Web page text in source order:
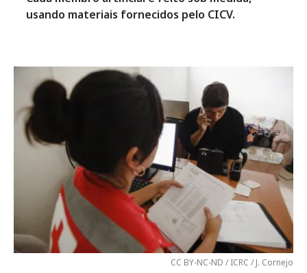
usando materiais fornecidos pelo CICV.
CC BY-NC-ND / ICRC / J. Cornejo